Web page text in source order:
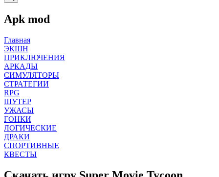
Apk mod
Главная
ЭКШН
ПРИКЛЮЧЕНИЯ
АРКАДЫ
СИМУЛЯТОРЫ
СТРАТЕГИИ
RPG
ШУТЕР
УЖАСЫ
ГОНКИ
ЛОГИЧЕСКИЕ
ДРАКИ
СПОРТИВНЫЕ
КВЕСТЫ